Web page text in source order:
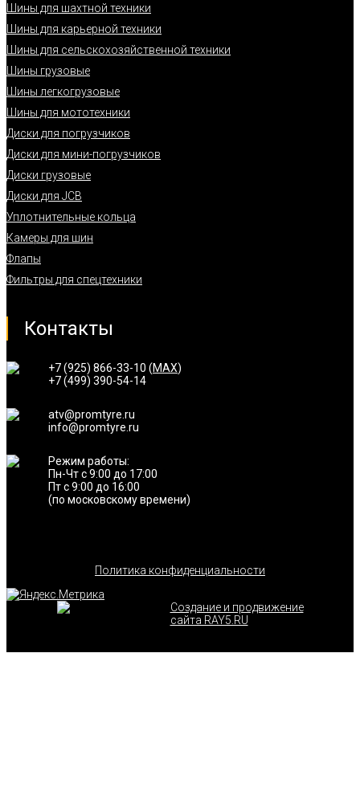
Шины для шахтной техники
Шины для карьерной техники
Шины для сельскохозяйственной техники
Шины грузовые
Шины легкогрузовые
Шины для мототехники
Диски для погрузчиков
Диски для мини-погрузчиков
Диски грузовые
Диски для JCB
Уплотнительные кольца
Камеры для шин
Флапы
Фильтры для спецтехники
Контакты
+7 (925) 866-33-10 (MAX)
+7 (499) 390-54-14
atv@promtyre.ru
info@promtyre.ru
Режим работы:
Пн-Чт с 9:00 до 17:00
Пт с 9:00 до 16:00
(по московскому времени)
Политика конфиденциальности
Создание и продвижение
сайта RAY5.RU